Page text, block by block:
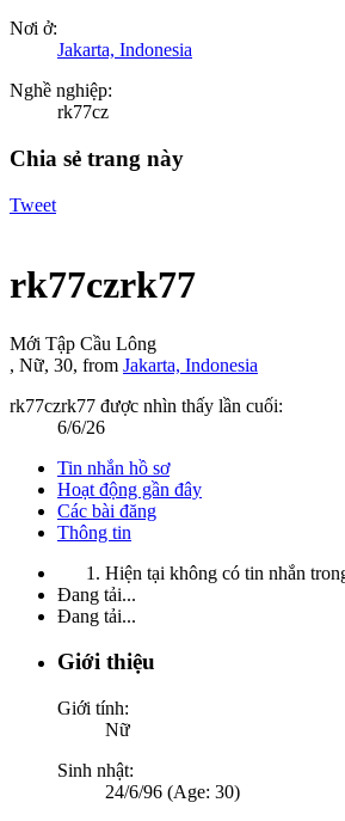
Nơi ở:
Jakarta, Indonesia
Nghề nghiệp:
rk77cz
Chia sẻ trang này
Tweet
rk77czrk77
Mới Tập Cầu Lông
, Nữ, 30, from Jakarta, Indonesia
rk77czrk77 được nhìn thấy lần cuối:
6/6/26
Tin nhắn hồ sơ
Hoạt động gần đây
Các bài đăng
Thông tin
Hiện tại không có tin nhắn
Đang tải...
Đang tải...
Giới thiệu
Giới tính:
Nữ
Sinh nhật:
24/6/96 (Age: 30)